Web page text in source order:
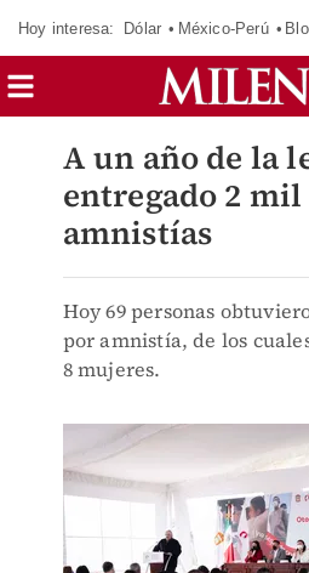
Hoy interesa: Dólar México-Perú
A un año de la
entregado 2 mil
amnistías
Hoy 69 personas
por amnistía, de los
8 mujeres.